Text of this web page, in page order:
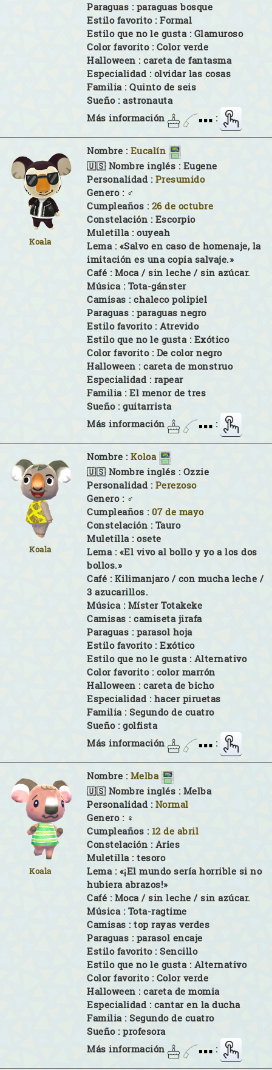
Paraguas : paraguas bosque
Estilo favorito : Formal
Estilo que no le gusta : Glamuroso
Color favorito : Color verde
Halloween : careta de fantasma
Especialidad : olvidar las cosas
Familia : Quinto de seis
Sueño : astronauta
Más información
:
Koala
Nombre : Eucalín
🇺🇸 Nombre inglés : Eugene
Personalidad : Presumido
Genero : ♂
Cumpleaños : 26 de octubre
Constelación : Escorpio
Muletilla : ouyeah
Lema : «Salvo en caso de homenaje, la
imitación es una copia salvaje.»
Café : Moca / sin leche / sin azúcar.
Música : Tota-gánster
Camisas : chaleco polipiel
Paraguas : paraguas negro
Estilo favorito : Atrevido
Estilo que no le gusta : Exótico
Color favorito : De color negro
Halloween : careta de monstruo
Especialidad : rapear
Familia : El menor de tres
Sueño : guitarrista
Más información
:
Koala
Nombre : Koloa
🇺🇸 Nombre inglés : Ozzie
Personalidad : Perezoso
Genero : ♂
Cumpleaños : 07 de mayo
Constelación : Tauro
Muletilla : osete
Lema : «El vivo al bollo y yo a los dos
bollos.»
Café : Kilimanjaro / con mucha leche /
3 azucarillos.
Música : Míster Totakeke
Camisas : camiseta jirafa
Paraguas : parasol hoja
Estilo favorito : Exótico
Estilo que no le gusta : Alternativo
Color favorito : color marrón
Halloween : careta de bicho
Especialidad : hacer piruetas
Familia : Segundo de cuatro
Sueño : golfista
Más información
:
Koala
Nombre : Melba
🇺🇸 Nombre inglés : Melba
Personalidad : Normal
Genero : ♀
Cumpleaños : 12 de abril
Constelación : Aries
Muletilla : tesoro
Lema : «¡El mundo sería horrible si no
hubiera abrazos!»
Café : Moca / sin leche / sin azúcar.
Música : Tota-ragtime
Camisas : top rayas verdes
Paraguas : parasol encaje
Estilo favorito : Sencillo
Estilo que no le gusta : Alternativo
Color favorito : Color verde
Halloween : careta de momia
Especialidad : cantar en la ducha
Familia : Segundo de cuatro
Sueño : profesora
Más información
: